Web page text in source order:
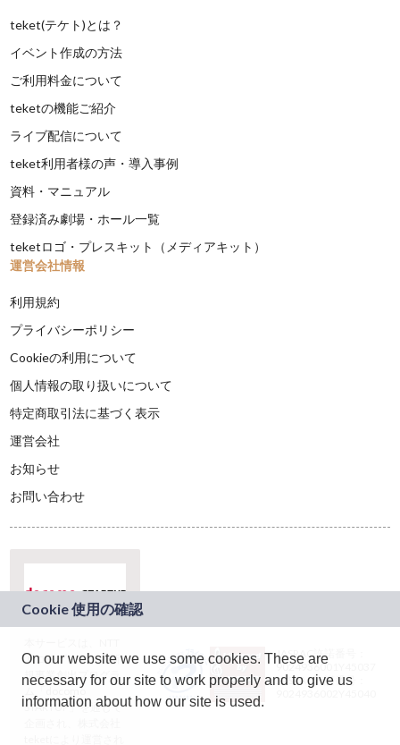
teket(テケト)とは？
イベント作成の方法
ご利用料金について
teketの機能ご紹介
ライブ配信について
teket利用者様の声・導入事例
資料・マニュアル
登録済み劇場・ホール一覧
teketロゴ・プレスキット（メディアキット）
運営会社情報
利用規約
プライバシーポリシー
Cookieの利用について
個人情報の取り扱いについて
特定商取引法に基づく表示
運営会社
お知らせ
お問い合わせ
ドコモグループの新
規事業創出プログラ
ム「docomo
STARTUP」を通じて
JASRAC許諾番号：
9024936001Y45037
JASRAC許諾番号：
On our website we use some cookies. These are
necessary for our site to work properly and to give us
information about how our site is used.